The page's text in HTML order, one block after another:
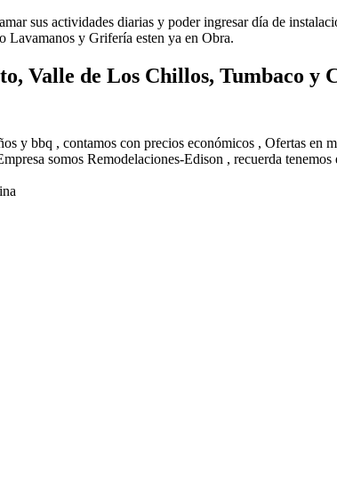
sus actividades diarias y poder ingresar día de
Lavamanos y Grifería esten ya en Obra.
Valle de Los Chillos, Tumbaco y
y bbq , contamos con precios económicos , Ofertas en
somos Remodelaciones-Edison , recuerda